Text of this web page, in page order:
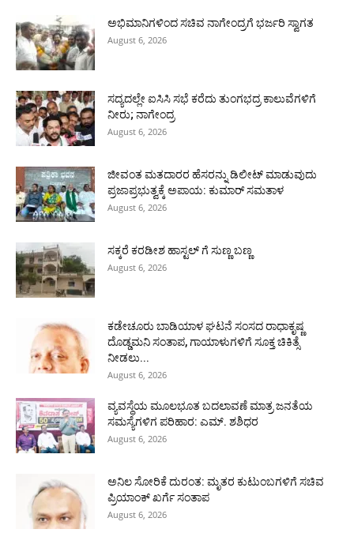
ಅಭಿಮಾನಿಗಳಿಂದ ಸಚಿವ ನಾಗೇಂದ್ರಗೆ ಭರ್ಜರಿ ಸ್ವಾಗತ
August 6, 2026
ಸದ್ಯದಲ್ಲೇ ಐಸಿಸಿ ಸಭೆ ಕರೆದು ತುಂಗಭದ್ರ ಕಾಲುವೆಗಳಿಗೆ
ನೀರು; ನಾಗೇಂದ್ರ
August 6, 2026
ಜೀವಂತ ಮತದಾರರ ಹೆಸರನ್ನು ಡಿಲೀಟ್ ಮಾಡುವುದು
ಪ್ರಜಾಪ್ರಭುತ್ವಕ್ಕೆ ಅಪಾಯ: ಕುಮಾರ್ ಸಮತಾಳ
August 6, 2026
ಸಕ್ಕರೆ ಕರಡೀಶ ಹಾಸ್ಟಲ್ ಗೆ ಸುಣ್ಣ ಬಣ್ಣ
August 6, 2026
ಕಡೇಚೂರು ಬಾಡಿಯಾಳ ಘಟನೆ ಸಂಸದ ರಾಧಾಕೃಷ್ಣ
ದೊಡ್ಡಮನಿ ಸಂತಾಪ, ಗಾಯಾಳುಗಳಿಗೆ ಸೂಕ್ತ ಚಿಕಿತ್ಸೆ
ನೀಡಲು...
August 6, 2026
ವ್ಯವಸ್ಥೆಯ ಮೂಲಭೂತ ಬದಲಾವಣೆ ಮಾತ್ರ ಜನತೆಯ
ಸಮಸ್ಯೆಗಳಿಗ ಪರಿಹಾರ: ಎಮ್. ಶಶಿಧರ
August 6, 2026
ಅನಿಲ ಸೋರಿಕೆ ದುರಂತ: ಮೃತರ ಕುಟುಂಬಗಳಿಗೆ ಸಚಿವ
ಪ್ರಿಯಾಂಕ್ ಖರ್ಗೆ ಸಂತಾಪ
August 6, 2026